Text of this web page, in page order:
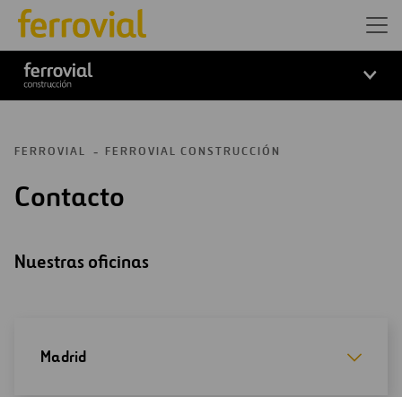
Logo ferrovial construcción
FERROVIAL FERROVIAL CONSTRUCCIÓN
Contacto
Nuestras oficinas
Madrid